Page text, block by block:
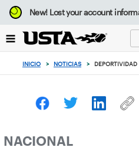
Enfoque
desde
botón
volver
principio
New!Lost your account
INICIO > NOTICIAS >
NACIONAL